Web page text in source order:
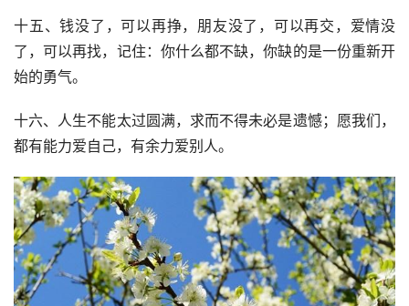
十五、钱没了，可以再挣，朋友没了，可以再交，爱情没
了，可以再找，记住：你什么都不缺，你缺的是一份重新开
始的勇气。
十六、人生不能太过圆满，求而不得未必是遗憾；愿我们，
都有能力爱自己，有余力爱别人。